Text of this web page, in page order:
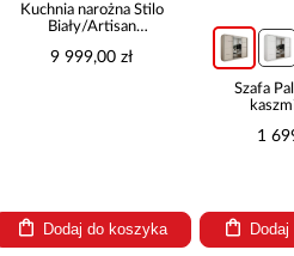
Kuchnia narożna Stilo
Biały/Artisan
9 999,00 zł
Dodaj do koszyka
Szafa
1